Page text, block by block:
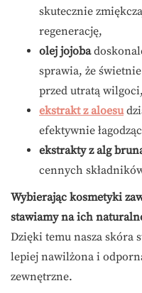
skutecznie
regenerację,
olej jojoba
sprawia, że
przed utratą wilgoci,
ekstrakt z aloesu
efektywnie
ekstrakty z alg
cennych
Wybierając kosmetyki
stawiamy na ich
Dzięki temu nasza skóra
lepiej nawilżona i
zewnętrzne.